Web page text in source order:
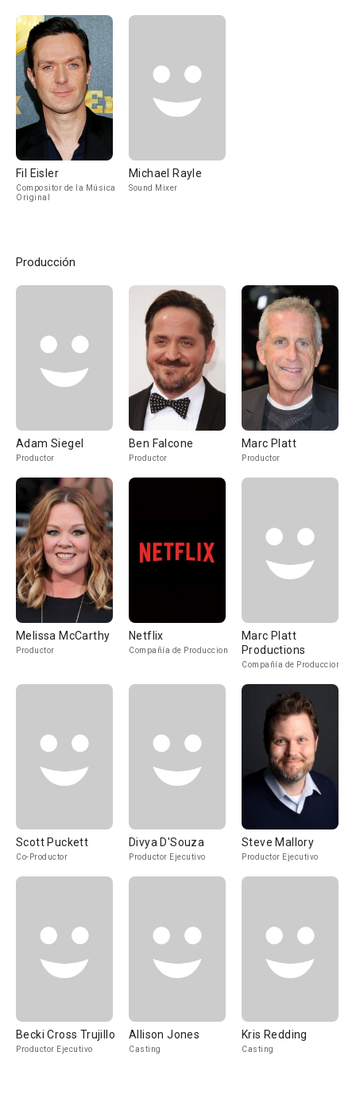
Fil Eisler
Compositor de la Música
Original
Michael Rayle
Sound Mixer
Producción
Adam Siegel
Productor
Ben Falcone
Productor
Marc Platt
Productor
Melissa McCarthy
Productor
Netflix
Compañía de Produccion
Marc Platt
Productions
Compañía de Produccion
Scott Puckett
Co-Productor
Divya D'Souza
Productor Ejecutivo
Steve Mallory
Productor Ejecutivo
Becki Cross Trujillo
Productor Ejecutivo
Allison Jones
Casting
Kris Redding
Casting